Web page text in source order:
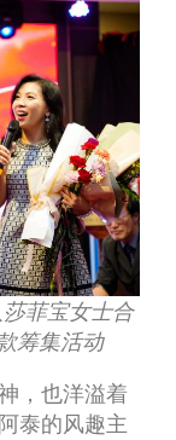
菲宝女士合
筹集活动
，也洋溢着
泰的风趣主